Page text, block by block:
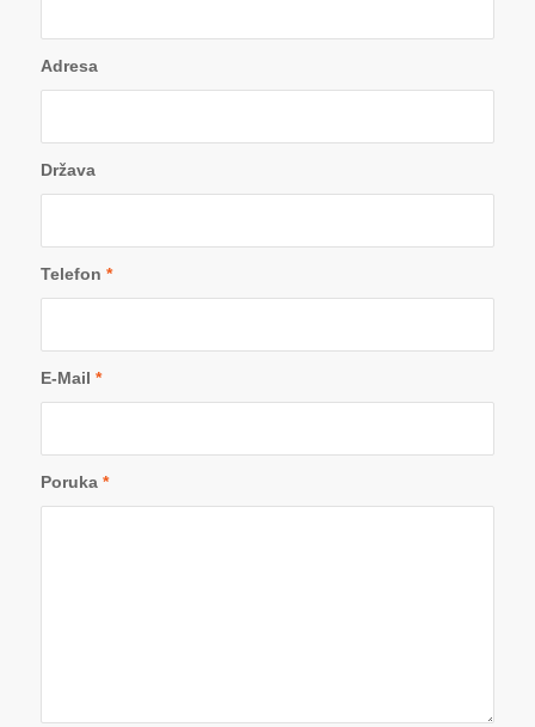
Adresa
Država
Telefon *
E-Mail *
Poruka *